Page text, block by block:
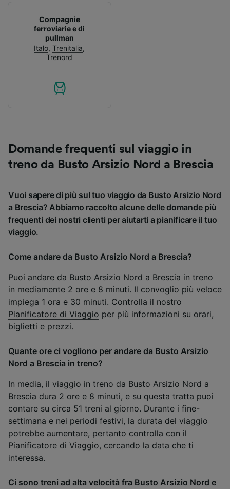
Compagnie
ferroviarie e di
pullman
Italo,Trenitalia,
Trenord
Domande frequenti sul viaggio in
treno da Busto Arsizio Nord a Brescia
Vuoi sapere di più sul tuo viaggio da Busto Arsizio Nord
a Brescia? Abbiamo raccolto alcune delle domande più
frequenti dei nostri clienti per aiutarti a pianificare il tuo
viaggio.
Come andare da Busto Arsizio Nord a Brescia?
Puoi andare da Busto Arsizio Nord a Brescia in treno
in mediamente 2 ore e 8 minuti. Il convoglio più veloce
impiega 1 ora e 30 minuti. Controlla il nostro
Pianificatore di Viaggio per più informazioni su orari,
biglietti e prezzi.
Quante ore ci vogliono per andare da Busto Arsizio
Nord a Brescia in treno?
In media, il viaggio in treno da Busto Arsizio Nord a
Brescia dura 2 ore e 8 minuti, e su questa tratta puoi
contare su circa 51 treni al giorno. Durante i fine-
settimana e nei periodi festivi, la durata del viaggio
potrebbe aumentare, pertanto controlla con il
Pianificatore di Viaggio, cercando la data che ti
interessa.
Ci sono treni ad alta velocità fra Busto Arsizio Nord e